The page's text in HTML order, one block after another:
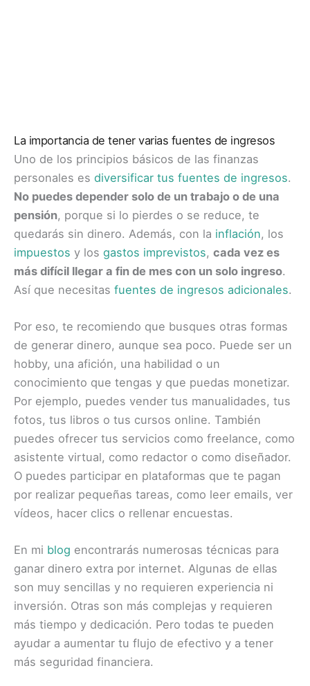
La importancia de tener varias fuentes de ingresos
Uno de los principios básicos de las finanzas
personales es diversificar tus fuentes de ingresos.
No puedes depender solo de un trabajo o de una
pensión, porque si lo pierdes o se reduce, te
quedarás sin dinero. Además, con la inflación, los
impuestos y los gastos imprevistos, cada vez es
más difícil llegar a fin de mes con un solo ingreso.
Así que necesitas fuentes de ingresos adicionales.
Por eso, te recomiendo que busques otras formas
de generar dinero, aunque sea poco. Puede ser un
hobby, una afición, una habilidad o un
conocimiento que tengas y que puedas monetizar.
Por ejemplo, puedes vender tus manualidades, tus
fotos, tus libros o tus cursos online. También
puedes ofrecer tus servicios como freelance, como
asistente virtual, como redactor o como diseñador.
O puedes participar en plataformas que te pagan
por realizar pequeñas tareas, como leer emails, ver
vídeos, hacer clics o rellenar encuestas.
En mi blog encontrarás numerosas técnicas para
ganar dinero extra por internet. Algunas de ellas
son muy sencillas y no requieren experiencia ni
inversión. Otras son más complejas y requieren
más tiempo y dedicación. Pero todas te pueden
ayudar a aumentar tu flujo de efectivo y a tener
más seguridad financiera.